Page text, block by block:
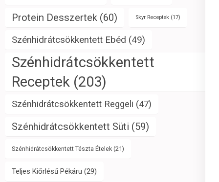
Protein Desszertek (60) Skyr Receptek (17)
Szénhidrátcsökkentett Ebéd (49)
Szénhidrátcsökkentett
Receptek (203)
Szénhidrátcsökkentett Reggeli (47)
Szénhidrátcsökkentett Süti (59)
Szénhidrátcsökkentett Tészta Ételek (21)
Teljes Kiőrlésű Pékáru (29)